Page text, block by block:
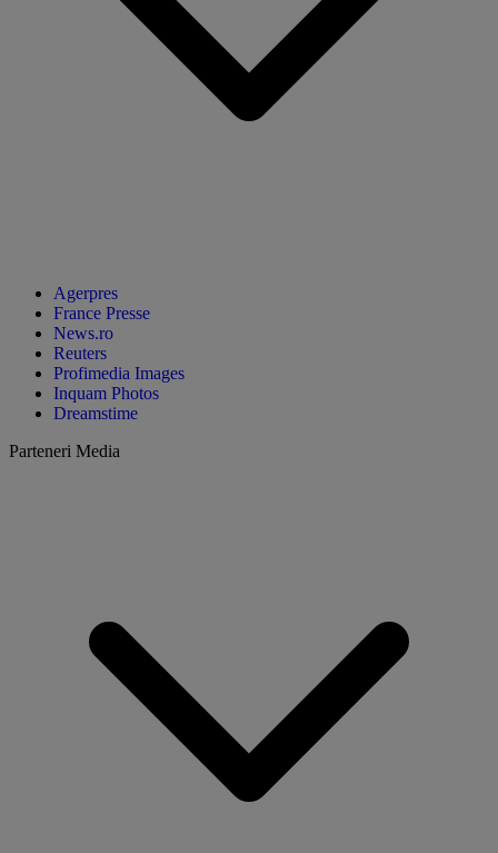
Agerpres
France Presse
News.ro
Reuters
Profimedia Images
Inquam Photos
Dreamstime
Parteneri Media